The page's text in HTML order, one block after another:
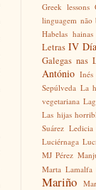
Greek lessons
linguagem não
Habelas hainas
Letras IV Día
Galegas nas
António Inés
Sepúlveda La
vegetariana
Las hijas
Suárez Ledicia
Luciérnaga
MJ Pérez
Marta Lamalfa
Mariño